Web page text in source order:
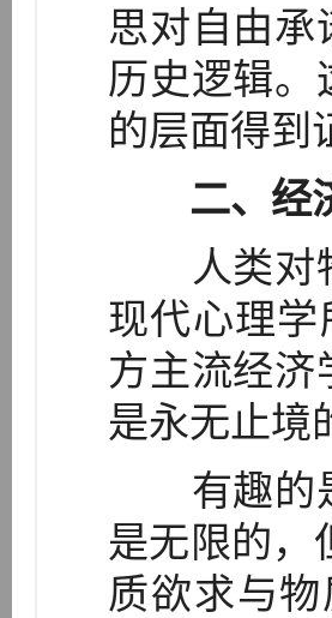
思对自由承
历史逻辑。
的层面得到
二、经
人类对物
现代心理学
方主流经济
是永无止境
有趣的是
是无限的，
质欲求与